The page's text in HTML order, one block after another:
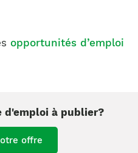
opportunités d’emploi
d'emploi à publier?
offre